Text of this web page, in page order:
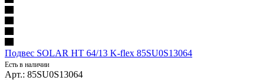
Подвес SOLAR HT 64/13 K-flex 85SU0S13064
Есть в наличии
Арт.: 85SU0S13064